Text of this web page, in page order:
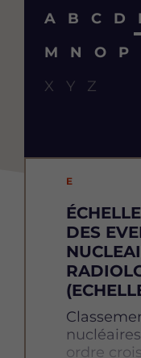
A
B C D
M
N O P
X
Y Z
E
DES
Définition
ordre